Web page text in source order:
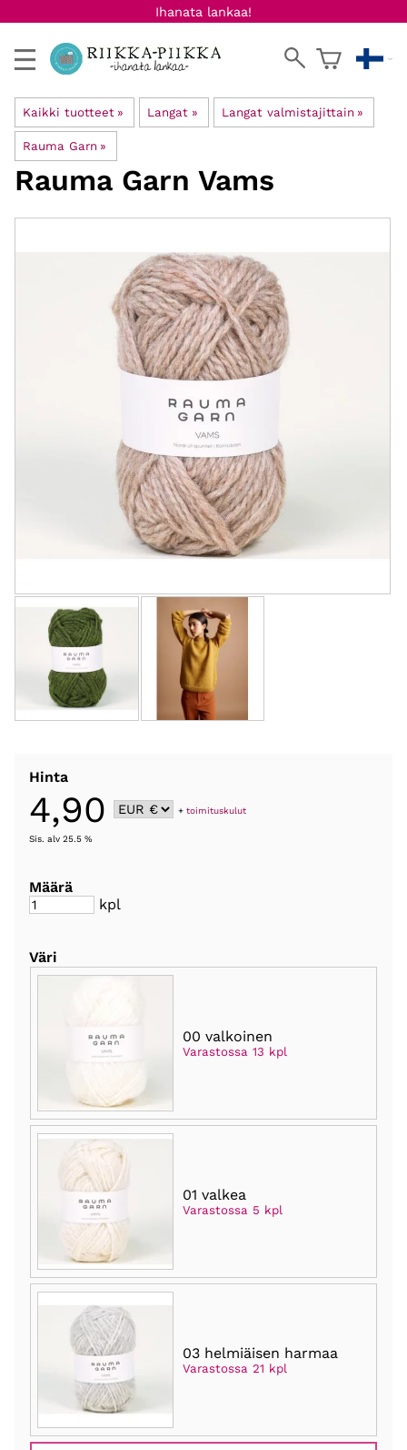
Ihanata lankaa!
Kaikki tuotteet ‪» Langat ‪» Langat valmistajittain ‪»
Rauma Garn ‪»
Rauma Garn Vams
Hinta
4,90 +toimituskulut
Sis. alv 25.5 %
Määrä
kpl
Väri
00 valkoinen
Varastossa 13 kpl
01 valkea
Varastossa 5 kpl
03 helmiäisen harmaa
Varastossa 21 kpl